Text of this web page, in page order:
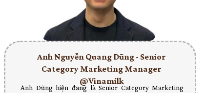
Anh Dũng hiện đang là Senior Category Marketing
Anh Nguyễn Quang Dũng - Senior
Category Marketing Manager
@Vinamilk